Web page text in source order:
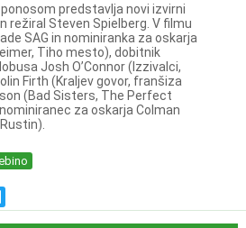
predstavlja novi izvirni
režiral Steven Spielberg. V filmu
SAG in nominiranka za oskarja
Tiho mesto), dobitnik
Josh O’Connor (Izzivalci,
Firth (Kraljev govor, franšiza
(Bad Sisters, The Perfect
za oskarja Colman